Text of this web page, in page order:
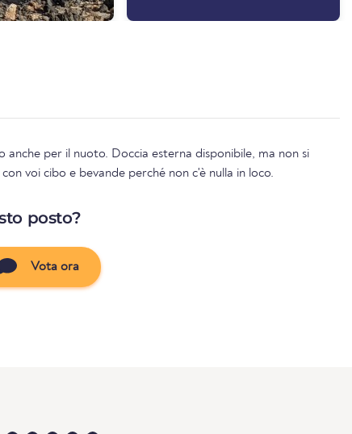
anche per il nuoto. Doccia esterna disponibile, ma non si
voi cibo e bevande perché non c'è nulla in loco.
posto?
Vota ora